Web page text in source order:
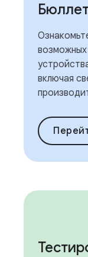
включая
Перейти